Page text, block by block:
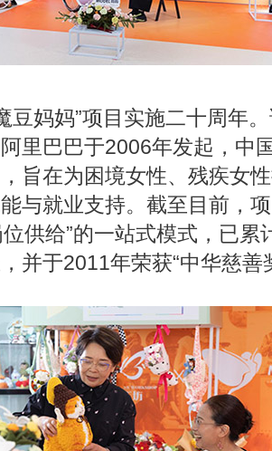
豆妈妈”项目实施二十周年
里巴巴于2006年发起，中
旨在为困境女性、残疾女
与就业支持。截至目前，
供给”的一站式模式，已累
并于2011年荣获“中华慈善